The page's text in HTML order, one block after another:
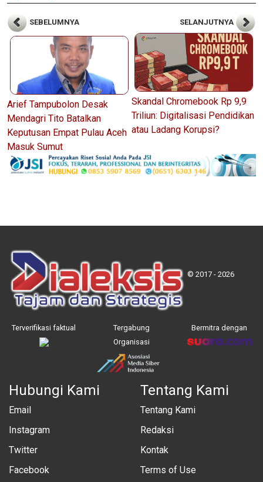
SEBELUMNYA
Arief Tampubolon Desak
Mendagri Tito Batalkan
Keputusan Empat Pulau Aceh
Masuk Sumut
SELANJUTNYA
Skandal Chromebook Rp 9,9
Triliun: Digitalisasi Pendidikan
atau Ladang Korupsi?
© 2017 - 2026
Terverifikasi faktual
Tergabung
Organisasi
Bermitra dengan
Hubungi Kami
Email
Instagram
Twitter
Facebook
Tentang Kami
Tentang Kami
Redaksi
Kontak
Terms of Use